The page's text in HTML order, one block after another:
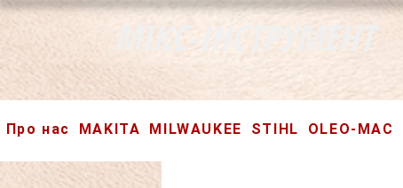
МІКС-ІНСТРУМЕНТ
Про нас MAKITA MILWAUKEE STIHL OLEO-MAC